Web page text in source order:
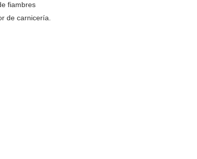
fiambres
de carnicería.